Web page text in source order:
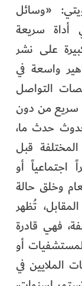
«وسائل
أداة سريعة
على نشر
واسعة في
التواصل
سريع من دون
حدوث حدث ما،
المختلفة قبل
اجتماعياً أو
وخلق حالة
تُظهر
فهي قادرة
أو
الملايين في